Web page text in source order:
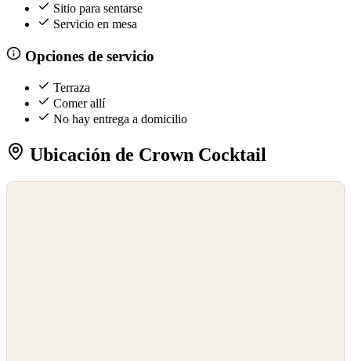
Sitio para sentarse
Servicio en mesa
Opciones de servicio
Terraza
Comer allí
No hay entrega a domicilio
Ubicación de Crown Cocktail